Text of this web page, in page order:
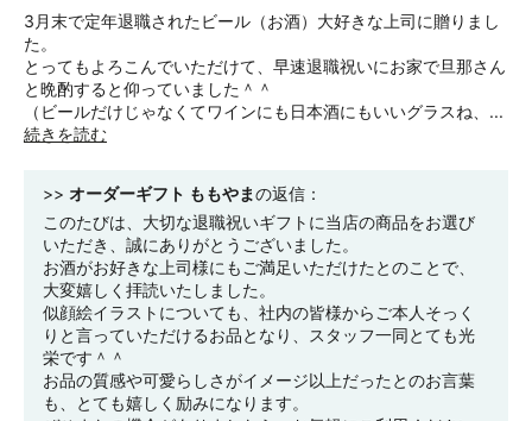
3月末で定年退職されたビール（お酒）大好きな上司に贈りまし
た。
とってもよろこんでいただけて、早速退職祝いにお家で旦那さん
と晩酌すると仰っていました＾＾
（ビールだけじゃなくてワインにも日本酒にもいいグラスね、...
続きを読む
>> オーダーギフト ももやまの返信：
このたびは、大切な退職祝いギフトに当店の商品をお選び
いただき、誠にありがとうございました。
お酒がお好きな上司様にもご満足いただけたとのことで、
大変嬉しく拝読いたしました。
似顔絵イラストについても、社内の皆様からご本人そっく
りと言っていただけるお品となり、スタッフ一同とても光
栄です＾＾
お品の質感や可愛らしさがイメージ以上だったとのお言葉
も、とても嬉しく励みになります。